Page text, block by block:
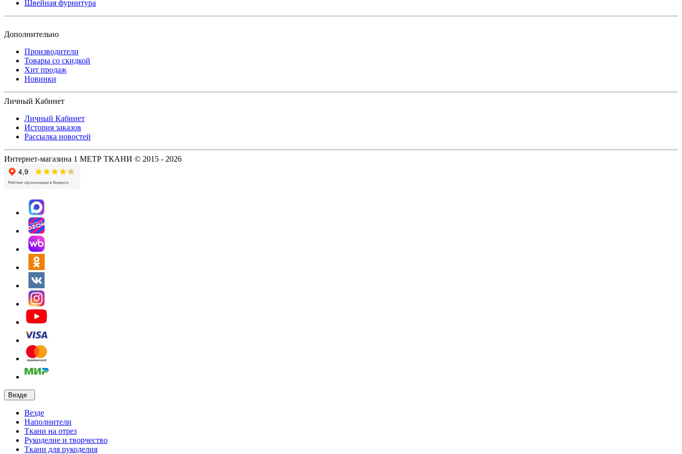
Швейная фурнитура
Дополнительно
Производители
Товары со скидкой
Хит продаж
Новинки
Личный Кабинет
Личный Кабинет
История заказов
Рассылка новостей
Интернет-магазина 1 МЕТР ТКАНИ © 2015 - 2026
Везде
Везде
Наполнители
Ткани на отрез
Рукоделие и творчество
Ткани для рукоделия